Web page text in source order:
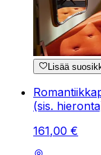
Lisää
(sis.
161,00 €